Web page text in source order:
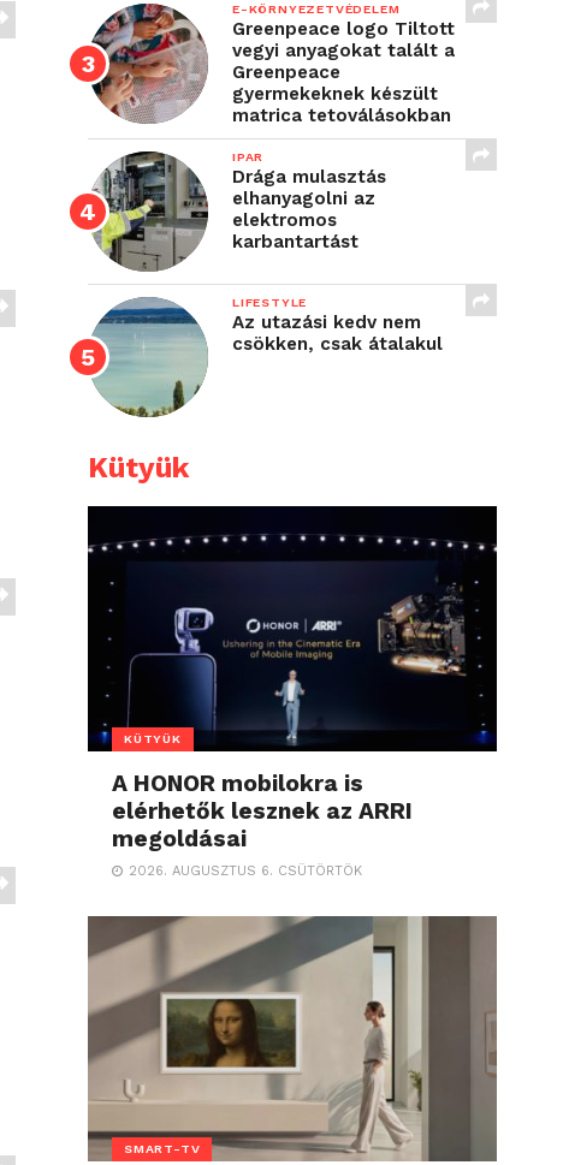
E-KÖRNYEZETVÉDELEM
Greenpeace logo Tiltott
vegyi anyagokat talált a
Greenpeace
gyermekeknek készült
matrica tetoválásokban
IPAR
Drága mulasztás
elhanyagolni az
elektromos
karbantartást
LIFESTYLE
Az utazási kedv nem
csökken, csak átalakul
Kütyük
KÜTYÜK
A HONOR mobilokra is
elérhetők lesznek az ARRI
megoldásai
2026. AUGUSZTUS 6. CSÜTÖRTÖK
SMART-TV